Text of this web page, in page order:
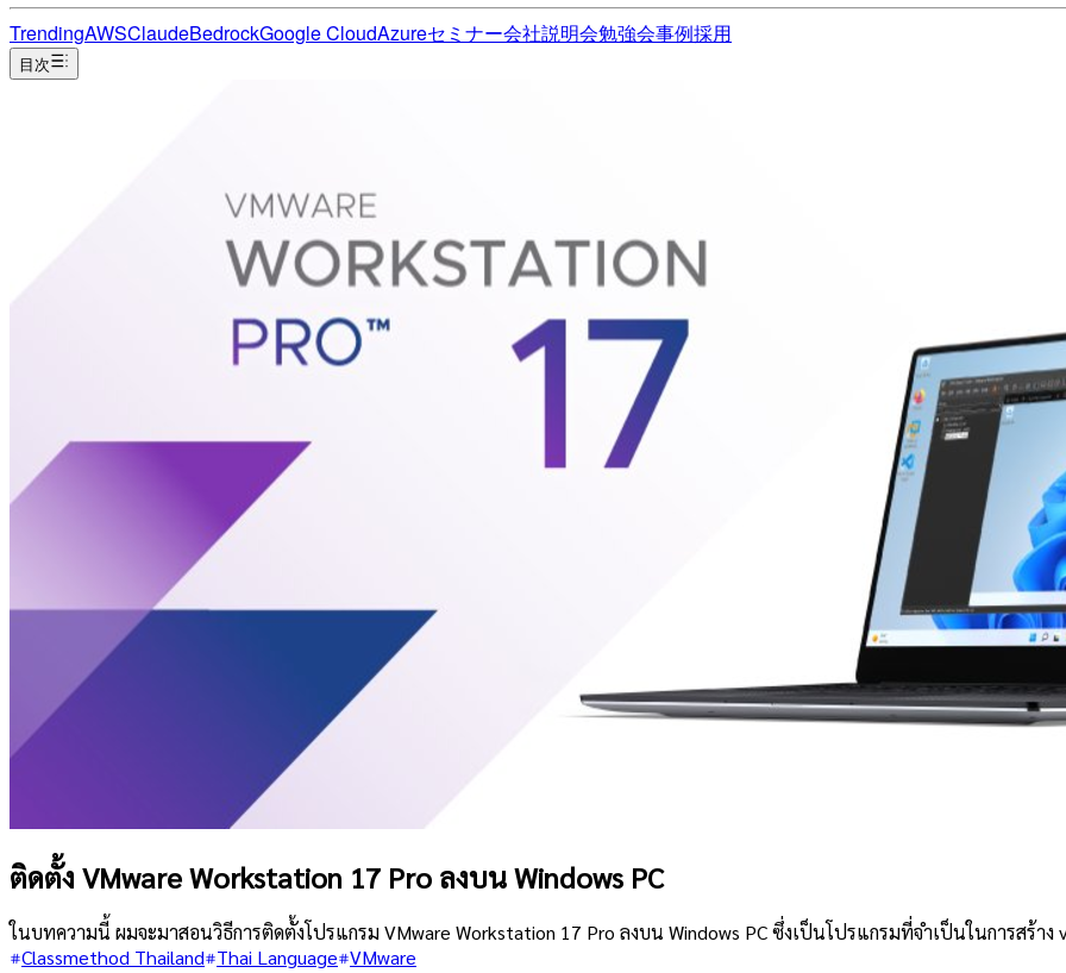
TrendingAWSClaudeBedrockGoogle CloudAzureセミナー会社説明会勉強会事例採用
目次
ติดตั้ง VMware Workstation 17 Pro ลงบน Windows PC
ในบทความนี้ ผมจะมาสอนวิธีการติดตั้งโปรแกรม VMware Workstation 17 Pro ลงบน Windows PC ซึ่งเป็นโปรแกรมที่จำเป็นในการสร้าง
Classmethod Thailand Thai Language VMware